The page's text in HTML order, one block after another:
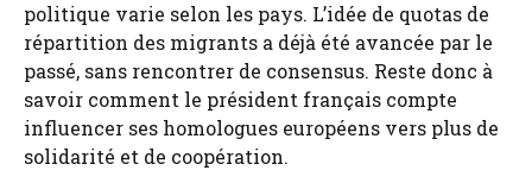
politique varie selon les pays. L’idée de quotas de
répartition des migrants a déjà été avancée par le
passé, sans rencontrer de consensus. Reste donc à
savoir comment le président français compte
influencer ses homologues européens vers plus de
solidarité et de coopération.